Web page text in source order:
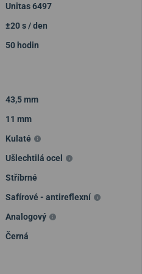
Unitas 6497
±20 s / den
50 hodin
43,5 mm
11 mm
Kulaté
Ušlechtilá ocel
Stříbrné
Safírové - antireflexní
Analogový
Černá